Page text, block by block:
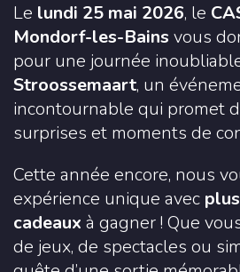
Le lundi 25 mai 2026, le
Mondorf-les-Bains vous
pour une journée
Stroossemaart, un
incontournable qui promet
surprises et moments de
Cette année encore, nous
expérience unique avec
cadeaux à gagner ! Que
de jeux, de spectacles ou